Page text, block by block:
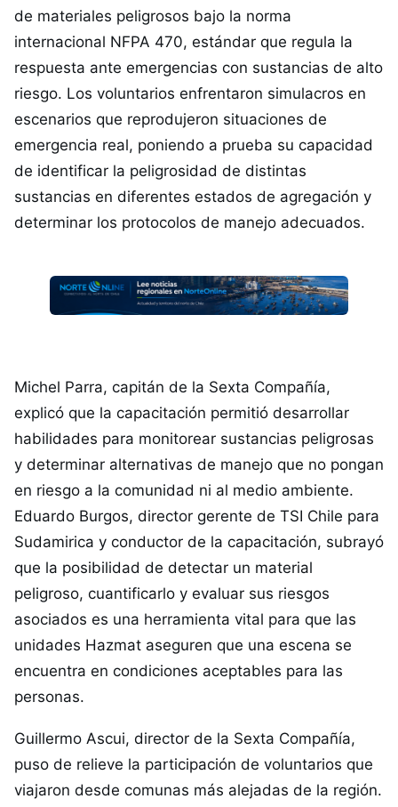
de materiales peligrosos bajo la norma
internacional NFPA 470, estándar que regula la
respuesta ante emergencias con sustancias de alto
riesgo. Los voluntarios enfrentaron simulacros en
escenarios que reprodujeron situaciones de
emergencia real, poniendo a prueba su capacidad
de identificar la peligrosidad de distintas
sustancias en diferentes estados de agregación y
determinar los protocolos de manejo adecuados.
Michel Parra, capitán de la Sexta Compañía,
explicó que la capacitación permitió desarrollar
habilidades para monitorear sustancias peligrosas
y determinar alternativas de manejo que no pongan
en riesgo a la comunidad ni al medio ambiente.
Eduardo Burgos, director gerente de TSI Chile para
Sudamirica y conductor de la capacitación, subrayó
que la posibilidad de detectar un material
peligroso, cuantificarlo y evaluar sus riesgos
asociados es una herramienta vital para que las
unidades Hazmat aseguren que una escena se
encuentra en condiciones aceptables para las
personas.
Guillermo Ascui, director de la Sexta Compañía,
puso de relieve la participación de voluntarios que
viajaron desde comunas más alejadas de la región.